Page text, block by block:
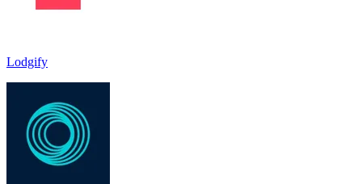
Lodgify